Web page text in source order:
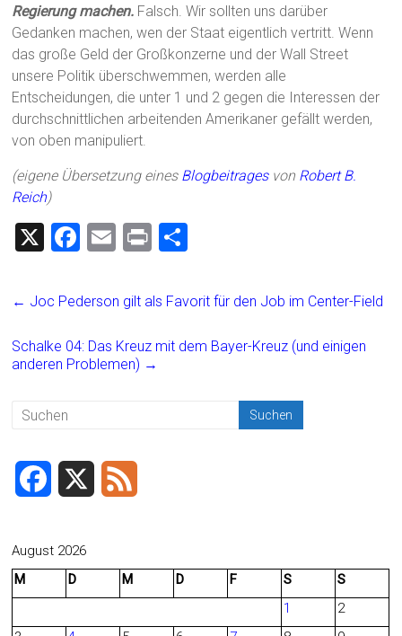
Regierung machen. Falsch. Wir sollten uns darüber
Gedanken machen, wen der Staat eigentlich vertritt. Wenn
das große Geld der Großkonzerne und der Wall Street
unsere Politik überschwemmen, werden alle
Entscheidungen, die unter 1 und 2 gegen die Interessen der
durchschnittlichen arbeitenden Amerikaner gefällt werden,
von oben manipuliert.
(eigene Übersetzung eines Blogbeitragesvon Robert B.
Reich)
X
F
ce
o
E
ai
Pr
t
e
← Joc Pederson gilt als Favorit für den Job im Center-Field
Schalke 04: Das Kreuz mit dem Bayer-Kreuz (und einigen
anderen Problemen) →
c
b
August 2026
M
D M D F S
S
1
2